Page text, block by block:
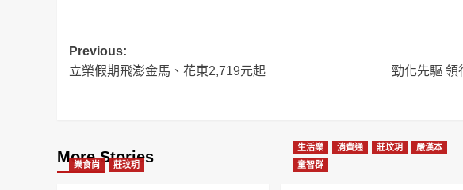
Post
navigation
Previous:
立榮假期飛澎金馬、花東2,719元起
勁化先驅 領
More Stories
樂食尚 莊玟玥
生活樂 消費通 莊玟玥
嚴漢本
童智群